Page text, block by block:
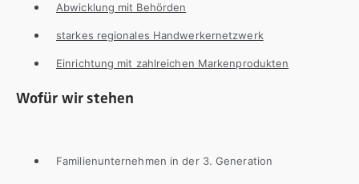
Abwicklung mit Behörden
starkes regionales Handwerkernetzwerk
Einrichtung mit zahlreichen Markenprodukten
Wofür wir stehen
Familienunternehmen in der 3. Generation